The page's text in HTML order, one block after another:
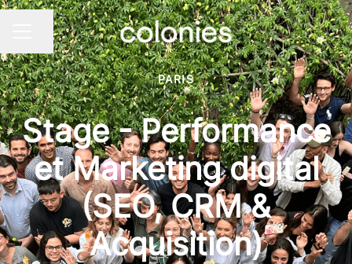
CAREER MENU
Share page
PARIS
Stage - Performance
et Marketing digital
(SEO, CRM &
Acquisition)